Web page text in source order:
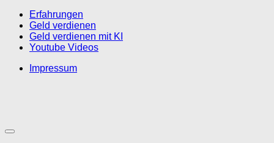
Erfahrungen
Geld verdienen
Geld verdienen mit KI
Youtube Videos
Impressum